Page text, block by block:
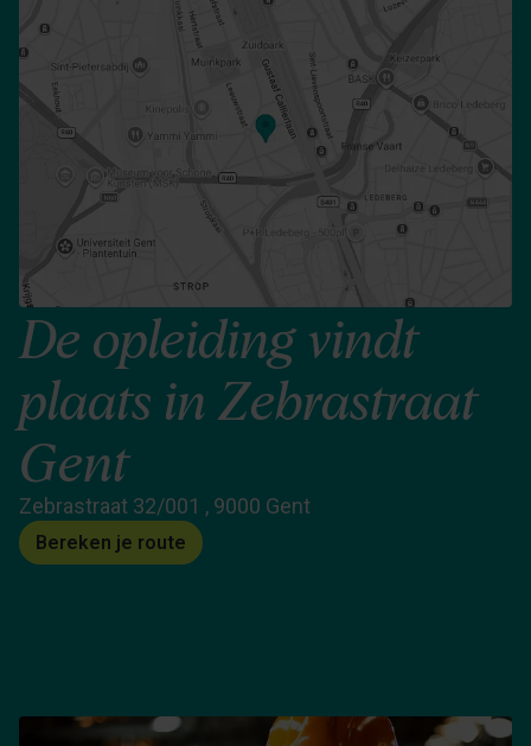
De opleiding vindt
plaats in Zebrastraat
Gent
Zebrastraat 32/001 , 9000 Gent
Bereken je route